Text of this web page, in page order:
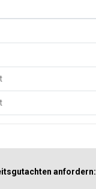
anfordern: